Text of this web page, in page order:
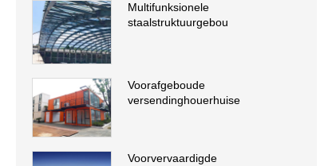
Multifunksionele
staalstruktuurgebou
Voorafgeboude
versendinghouerhuise
Voorvervaardigde